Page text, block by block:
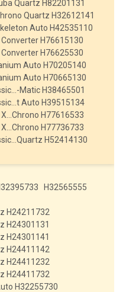
Quartz H82201131
Quartz H32612141
Auto H42535110
H76615130
H76625530
Auto H70205140
Auto H70665130
Matic H38465501
Auto H39515134
H77616533
H77736733
H52414130
H32565555
H24211732
H24301131
H24301141
H24411142
H24411232
H24411732
H32255730